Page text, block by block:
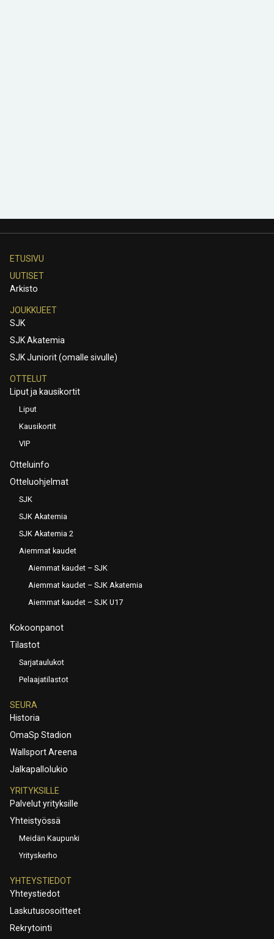
ETUSIVU
UUTISET
Arkisto
JOUKKUEET
SJK
SJK Akatemia
SJK Juniorit (omalle sivulle)
OTTELUT
Liput ja kausikortit
Liput
Kausikortit
VIP
Otteluinfo
Otteluohjelmat
SJK
SJK Akatemia
SJK Akatemia 2
Aiemmat kaudet
Aiemmat kaudet – SJK
Aiemmat kaudet – SJK Akatemia
Aiemmat kaudet – SJK U17
Kokoonpanot
Tilastot
Sarjataulukot
Pelaajatilastot
SEURA
Historia
OmaSp Stadion
Wallsport Areena
Jalkapallolukio
YRITYKSILLE
Palvelut yrityksille
Yhteistyössä
Meidän Kaupunki
Yrityskerho
YHTEYSTIEDOT
Yhteystiedot
Laskutusosoitteet
Rekrytointi